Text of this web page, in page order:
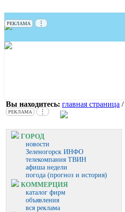
РЕКЛАМА ⋮
Вы находитесь: главная страница /
РЕКЛАМА ⋮
ГОРОД
новости
Зеленогорск ИНФО
телекомпания ТВИН
афиша недели
погода (прогноз и история)
КОММЕРЦИЯ
каталог фирм
объявления
вся реклама